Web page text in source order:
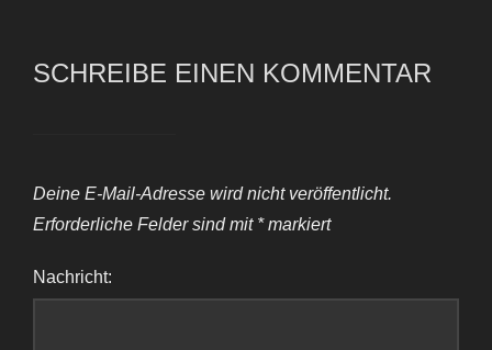
SCHREIBE EINEN KOMMENTAR
Deine E-Mail-Adresse wird nicht veröffentlicht.
Erforderliche Felder sind mit *markiert
Nachricht: